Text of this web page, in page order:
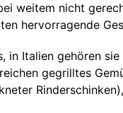
weitem nicht
hervorragende
in Italien gehören
gegrilltes